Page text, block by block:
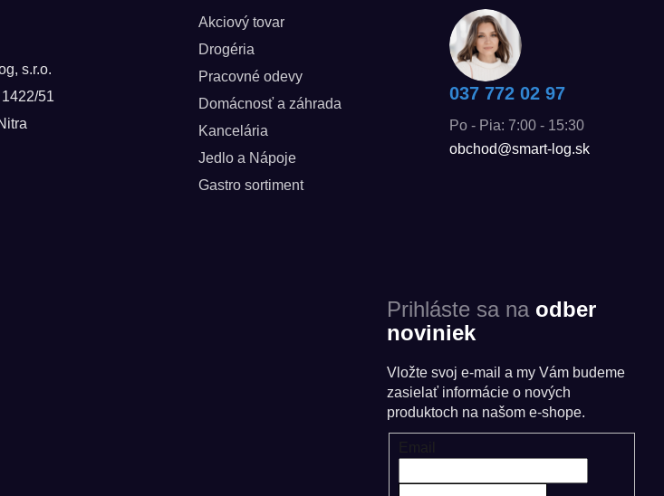
s.r.o.
51
Akciový tovar
Drogéria
Pracovné odevy
Domácnosť a záhrada
Kancelária
Jedlo a Nápoje
Gastro sortiment
037 772 02 97
Po - Pia: 7:00 - 15:30
obchod@smart-log.sk
Prihláste sa na odber
noviniek
Vložte svoj e-mail a my Vám budeme
zasielať informácie o nových
produktoch na našom e-shope.